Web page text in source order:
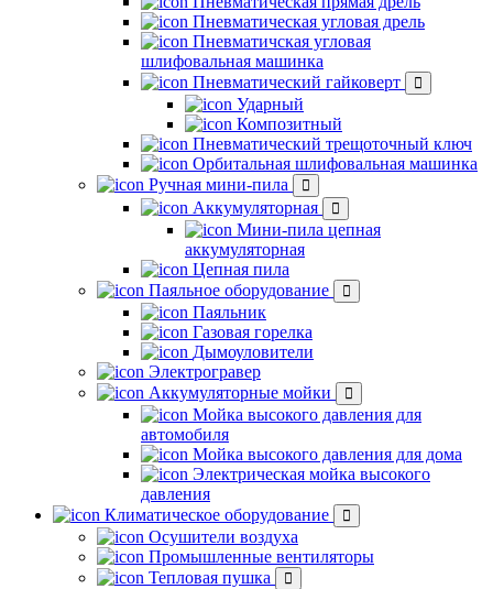
Пневматическая угловая дрель
Пневматичская угловая
шлифовальная машинка
Пневматический гайковерт
Ударный
Композитный
Пневматический трещоточный ключ
Орбитальная шлифовальная машинка
Ручная мини-пила
Аккумуляторная
Мини-пила цепная
аккумуляторная
Цепная пила
Паяльное оборудование
Паяльник
Газовая горелка
Дымоуловители
Электрогравер
Аккумуляторные мойки
Мойка высокого давления для
автомобиля
Мойка высокого давления для дома
Электрическая мойка высокого
давления
Климатическое оборудование
Осушители воздуха
Промышленные вентиляторы
Тепловая пушка